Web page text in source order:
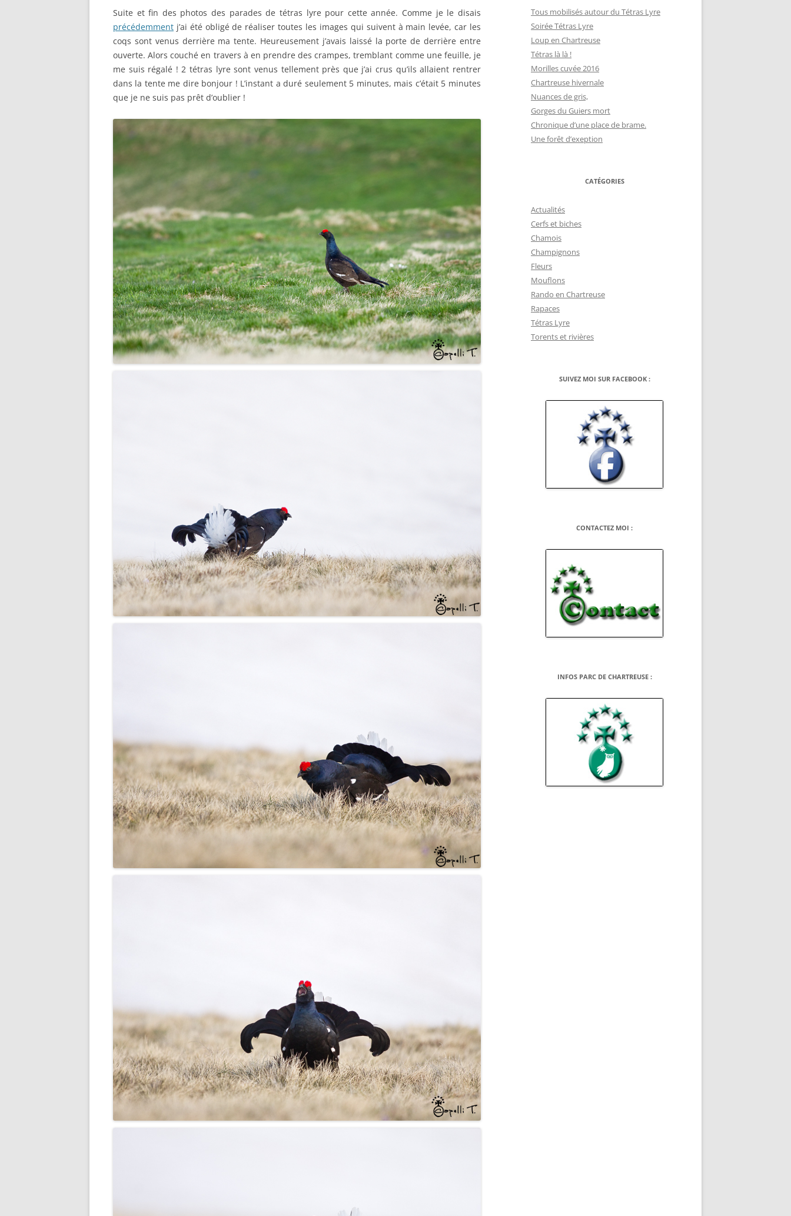
Suite et fin des photos des parades de tétras lyre pour cette année. Comme je le disais
précédemment j’ai été obligé de réaliser toutes les images qui suivent à main levée, car les
coqs sont venus derrière ma tente. Heureusement j’avais laissé la porte de derrière entre
ouverte. Alors couché en travers à en prendre des crampes, tremblant comme une feuille, je
me suis régalé ! 2 tétras lyre sont venus tellement près que j’ai crus qu’ils allaient rentrer
dans la tente me dire bonjour ! L’instant a duré seulement 5 minutes, mais c’était 5 minutes
que je ne suis pas prêt d’oublier !
Tous mobilisés autour du Tétras Lyre
Soirée Tétras Lyre
Loup en Chartreuse
Tétras là là !
Morilles cuvée 2016
Chartreuse hivernale
Nuances de gris,
Gorges du Guiers mort
Chronique d’une place de brame.
Une forêt d’exeption
CATÉGORIES
Actualités
Cerfs et biches
Chamois
Champignons
Fleurs
Mouflons
Rando en Chartreuse
Rapaces
Tétras Lyre
Torents et rivières
SUIVEZ MOI SUR FACEBOOK :
CONTACTEZ MOI :
INFOS PARC DE CHARTREUSE :